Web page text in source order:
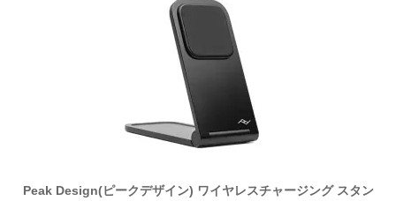
Peak Design(ピークデザイン) ワイヤレスチャージング スタン